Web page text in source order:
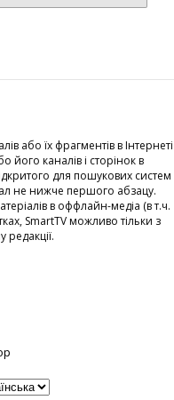
або їх фрагментів в Інтернеті
його каналів і сторінок в
для пошукових систем
не нижче першого абзацу.
в оффлайн-медіа (в т.ч.
SmartTV можливо тільки з